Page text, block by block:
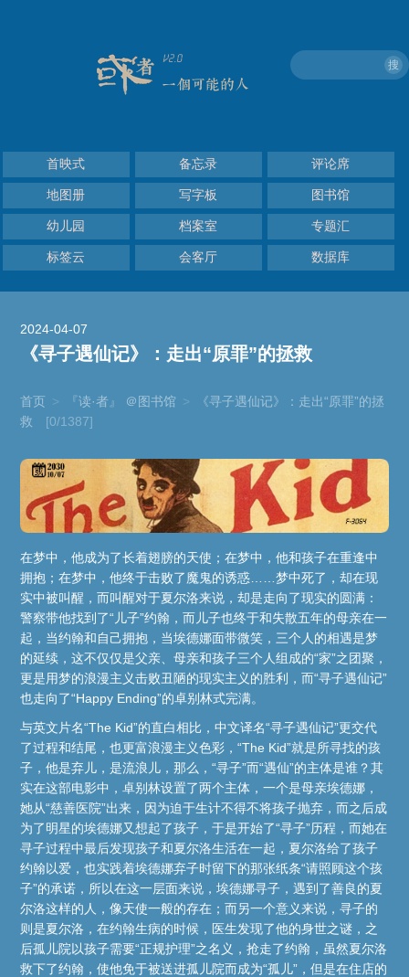
搜
首映式 备忘录 评论席
地图册 写字板 图书馆
幼儿园 档案室 专题汇
标签云 会客厅 数据库
2024-04-07
《寻子遇仙记》：走出“原罪”的拯救
首页 > 『读·者』 ＠图书馆 >
《寻子遇仙记》：走出“原罪”的拯
救
[0/1387]
在梦中，他成为了长着翅膀的天使；在梦中，他和孩子在重逢中
拥抱；在梦中，他终于击败了魔鬼的诱惑……梦中死了，却在现
实中被叫醒，而叫醒对于夏尔洛来说，却是走向了现实的圆满：
警察带他找到了“儿子”约翰，而儿子也终于和失散五年的母亲在一
起，当约翰和自己拥抱，当埃德娜面带微笑，三个人的相遇是梦
的延续，这不仅仅是父亲、母亲和孩子三个人组成的“家”之团聚，
更是用梦的浪漫主义击败丑陋的现实主义的胜利，而“寻子遇仙记”
也走向了“Happy Ending”的卓别林式完满。
与英文片名“The Kid”的直白相比，中文译名“寻子遇仙记”更交代
了过程和结尾，也更富浪漫主义色彩，“The Kid”就是所寻找的孩
子，他是弃儿，是流浪儿，那么，“寻子”而“遇仙”的主体是谁？其
实在这部电影中，卓别林设置了两个主体，一个是母亲埃德娜，
她从“慈善医院”出来，因为迫于生计不得不将孩子抛弃，而之后成
为了明星的埃德娜又想起了孩子，于是开始了“寻子”历程，而她在
寻子过程中最后发现孩子和夏尔洛生活在一起，夏尔洛给了孩子
约翰以爱，也实践着埃德娜弃子时留下的那张纸条“请照顾这个孩
子”的承诺，所以在这一层面来说，埃德娜寻子，遇到了善良的夏
尔洛这样的人，像天使一般的存在；而另一个意义来说，寻子的
则是夏尔洛，在约翰生病的时候，医生发现了他的身世之谜，之
后孤儿院以孩子需要“正规护理”之名义，抢走了约翰，虽然夏尔洛
救下了约翰，使他免于被送进孤儿院而成为“孤儿”，但是在住店的